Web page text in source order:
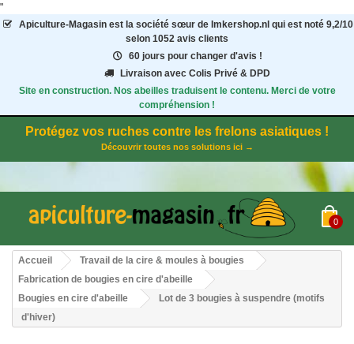
"
Apiculture-Magasinest la société sœur de Imkershop.nl qui est noté 9,2/10
selon 1052 avis clients
60 jours pour changer d'avis !
Livraison avec Colis Privé & DPD
Site en construction. Nos abeilles traduisent le contenu. Merci de votre
compréhension !
Protégez vos ruches contre les frelons asiatiques !
Découvrir toutes nos solutions ici →
0
Accueil
Travail de la cire & moules à bougies
Fabrication de bougies en cire d'abeille
Bougies en cire d'abeille
Lot de 3 bougies à suspendre (motifs
d'hiver)